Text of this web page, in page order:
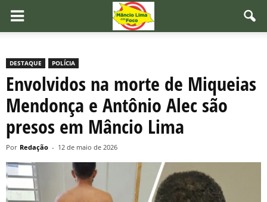
DESTAQUE POLÍCIA
Envolvidos na morte de Miqueias
Mendonça e Antônio Alec são
presos em Mâncio Lima
Por Redação - 12 de maio de 2026